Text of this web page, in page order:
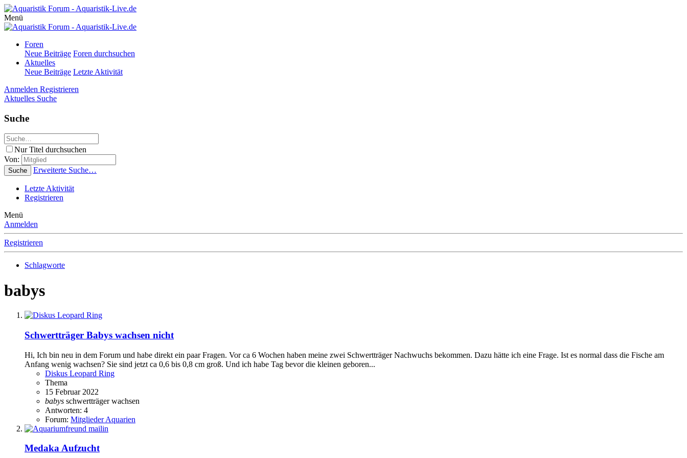
Menü
Foren
Neue Beiträge Foren durchsuchen
Aktuelles
Neue Beiträge Letzte Aktivität
Anmelden Registrieren
Aktuelles Suche
Suche
Nur Titel durchsuchen
Von:
Suche Erweiterte Suche…
Letzte Aktivität
Registrieren
Menü
Anmelden
Registrieren
Schlagworte
babys
Schwertträger Babys wachsen nicht
Hi, Ich bin neu in dem Forum und habe direkt ein paar Fragen. Vor ca 6 Wochen haben meine zwei Schwertträger Nachwuchs bekommen. Dazu hätte ich eine Frage. Ist es normal dass die Fische am
Anfang wenig wachsen? Sie sind jetzt ca 0,6 bis 0,8 cm groß. Und ich habe Tag bevor die kleinen geboren...
Diskus Leopard Ring
Thema
15 Februar 2022
babys schwertträgerwachsen
Antworten: 4
Forum: Mitglieder Aquarien
Medaka Aufzucht